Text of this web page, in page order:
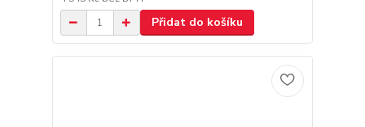
Přidat do košíku